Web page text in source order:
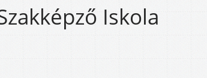
Iskola